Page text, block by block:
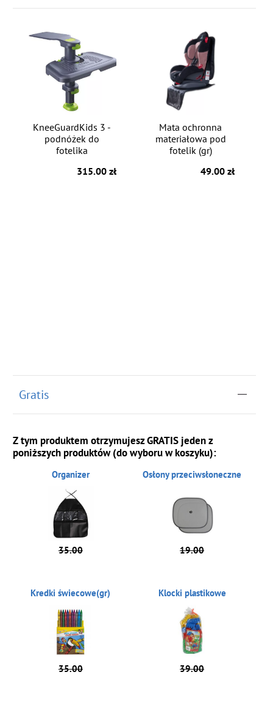
KneeGuardKids 3 -
podnóżek do
fotelika
315.00 zł
Mata ochronna
materiałowa pod
fotelik (gr)
49.00 zł
Gratis
Z tym produktem otrzymujesz GRATIS jeden z
poniższych produktów (do wyboru w koszyku):
Organizer
35.00
Osłony przeciwsłoneczne
19.00
Kredki świecowe(gr)
35.00
Klocki plastikowe
39.00